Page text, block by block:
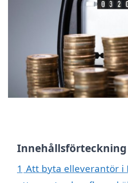
Innehållsförteckning
1 Att byta elleverantör i